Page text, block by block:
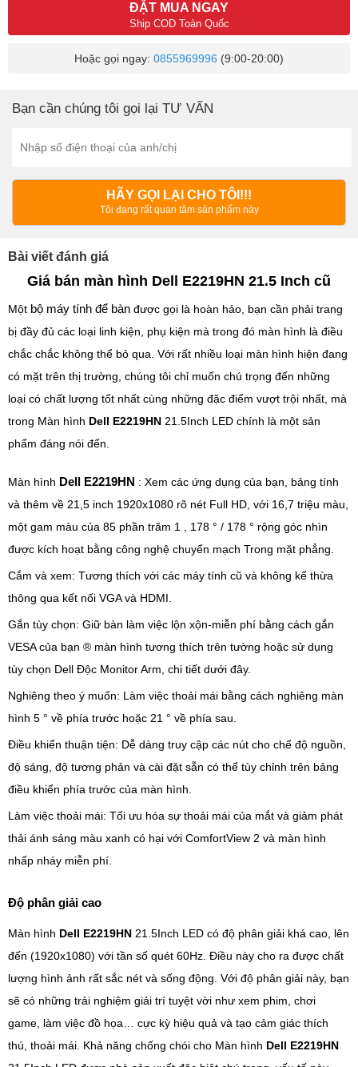
ĐẶT MUA NGAY
Ship COD Toàn Quốc
Hoặc gọi ngay: 0855969996 (9:00-20:00)
Bạn cần chúng tôi gọi lại TƯ VẤN
HÃY GỌI LẠI CHO TÔI!!!
Tôi đang rất quan tâm sản phẩm này
Bài viết đánh giá
Giá bán màn hình Dell E2219HN 21.5 Inch cũ
Một bộ máy tính để bàn được gọi là hoàn hảo, bạn cần phải trang
bị đầy đủ các loại linh kiện, phụ kiện mà trong đó màn hình là điều
chắc chắc không thể bỏ qua. Với rất nhiều loại màn hình hiện đang
có mặt trên thị trường, chúng tôi chỉ muốn chú trọng đến những
loại có chất lượng tốt nhất cùng những đặc điểm vượt trội nhất, mà
trong Màn hình Dell E2219HN 21.5Inch LED chính là một sản
phẩm đáng nói đến.
Màn hình Dell E2219HN : Xem các ứng dụng của bạn, bảng tính
và thêm về 21,5 inch 1920x1080 rõ nét Full HD, với 16,7 triệu màu,
một gam màu của 85 phần trăm 1 , 178 ° / 178 ° rộng góc nhìn
được kích hoạt bằng công nghệ chuyển mạch Trong mặt phẳng.
Cắm và xem: Tương thích với các máy tính cũ và không kế thừa
thông qua kết nối VGA và HDMI.
Gắn tùy chọn: Giữ bàn làm việc lộn xộn-miễn phí bằng cách gắn
VESA của bạn ® màn hình tương thích trên tường hoặc sử dụng
tùy chọn Dell Độc Monitor Arm, chi tiết dưới đây.
Nghiêng theo ý muốn: Làm việc thoải mái bằng cách nghiêng màn
hình 5 ° về phía trước hoặc 21 ° về phía sau.
Điều khiển thuận tiện: Dễ dàng truy cập các nút cho chế độ nguồn,
độ sáng, độ tương phản và cài đặt sẵn có thể tùy chỉnh trên bảng
điều khiển phía trước của màn hình.
Làm việc thoải mái: Tối ưu hóa sự thoải mái của mắt và giảm phát
thải ánh sáng màu xanh có hại với ComfortView 2 và màn hình
nhấp nháy miễn phí.
Độ phân giải cao
Màn hình Dell E2219HN 21.5Inch LED có độ phân giải khá cao, lên
đến (1920x1080) với tần số quét 60Hz. Điều này cho ra được chất
lượng hình ảnh rất sắc nét và sống động. Với độ phân giải này, bạn
sẽ có những trải nghiệm giải trí tuyệt vời như xem phim, chơi
game, làm việc đồ họa… cực kỳ hiệu quả và tạo cảm giác thích
thú, thoải mái. Khả năng chống chói cho Màn hình Dell E2219HN